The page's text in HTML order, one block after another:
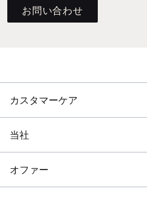
お問い合わせ
カスタマーケア
当社
オファー